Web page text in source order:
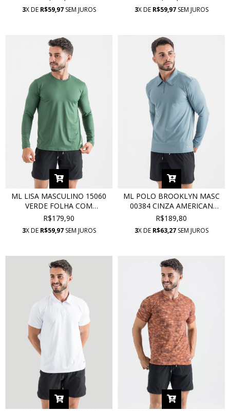
3X DE R$59,97SEM JUROS 3X DE R$59,97SEM JUROS
ML LISA MASCULINO 15060
VERDE FOLHA COM
PROTEÇÃO UV
R$179,90
3X DE R$59,97SEM JUROS
ML POLO BROOKLYN MASC
00384 CINZA AMERICAN
GREY COM PROTEÇÃO UV
R$189,80
3X DE R$63,27SEM JUROS